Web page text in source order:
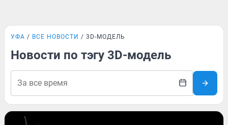
УФА ВСЕ НОВОСТИ 3D-МОДЕЛЬ
Новости по тэгу 3D-модель